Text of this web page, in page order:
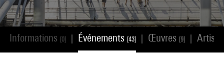
Informations [0] Événements [43] Œuvres [9]